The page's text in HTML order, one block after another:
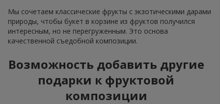
Мы сочетаем классические фрукты с экзотическими дарами
природы, чтобы букет в корзине из фруктов получился
интересным, но не перегруженным. Это основа
качественной съедобной композиции.
Возможность добавить другие
подарки к фруктовой
композиции